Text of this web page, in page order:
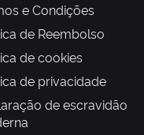
game is a
destroying AI across
support to our
e Condições
de Reembolso
de cookies
de privacidade
de escravidão